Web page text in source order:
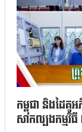
កម្ពុជា និងដៃគូ
សាកល្បងកម្មវិ